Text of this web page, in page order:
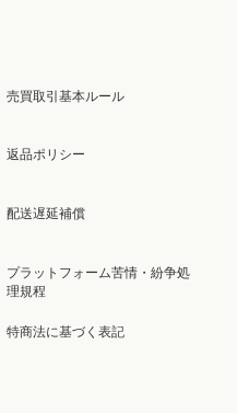
売買取引基本ルール
返品ポリシー
配送遅延補償
プラットフォーム苦情・紛争処
理規程
特商法に基づく表記